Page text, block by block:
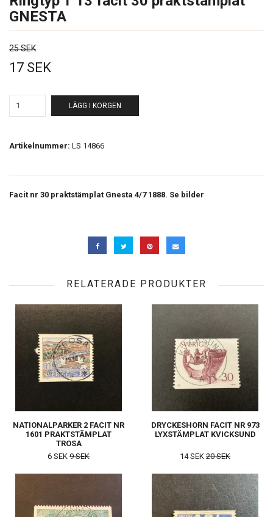
GNESTA
25 SEK
17 SEK
LÄGG I KORGEN
Artikelnummer: LS 14866
Facit nr 30 praktstämplat Gnesta 4/7 1888. Se bilder
RELATERADE PRODUKTER
NATIONALPARKER 2 FACIT NR
1601 PRAKTSTÄMPLAT
TROSA
6 SEK 9 SEK
DRYCKESHORN FACIT NR 973
LYXSTÄMPLAT KVICKSUND
14 SEK 20 SEK